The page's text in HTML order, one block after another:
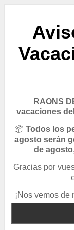
RAONS
vacaciones
📦 Todos los
agosto serán
de agosto
Gracias por
¡Nos vemos de